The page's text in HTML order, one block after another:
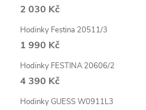
2 030 Kč
Hodinky Festina 20511/3
1 990 Kč
Hodinky FESTINA 20606/2
4 390 Kč
Hodinky GUESS W0911L3